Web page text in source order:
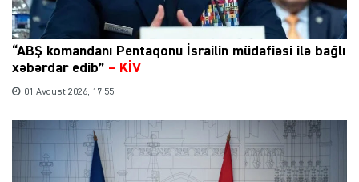
“ABŞ komandanı Pentaqonu İsrailin müdafiəsi ilə bağlı
xəbərdar edib” – KİV
01 Avqust 2026, 17:55